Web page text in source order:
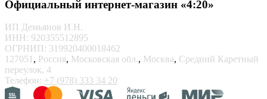
Официальный интернет-магазин «4:20»
ИП Демьянов И.Н.
ИНН: 920355512895
ОГРНИП: 319920400018462
127051 , Россия, Московская обл., Москва, Средний Каретный
переулок, 4
Телефон: +7 (978) 333 34 20